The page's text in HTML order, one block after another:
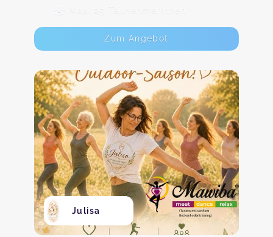
Max. 25 TeilnehmerInnen
Zum Angebot
Julisa